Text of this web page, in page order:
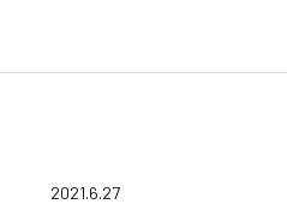
2021.6.27